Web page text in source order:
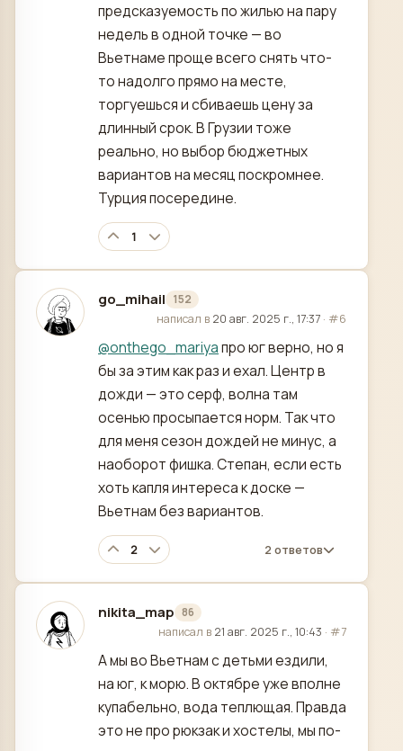
предсказуемость по жилью на пару
недель в одной точке — во
Вьетнаме проще всего снять что-
то надолго прямо на месте,
торгуешься и сбиваешь цену за
длинный срок. В Грузии тоже
реально, но выбор бюджетных
вариантов на месяц поскромнее.
Турция посередине.
1
go_mihail 152
отредактировано
написал в 20 авг. 2025 г., 17:37 · #6
@onthego_mariyaпро юг верно, но я
бы за этим как раз и ехал. Центр в
дожди — это серф, волна там
осенью просыпается норм. Так что
для меня сезон дождей не минус, а
наоборот фишка. Степан, если есть
хоть капля интереса к доске —
Вьетнам без вариантов.
2 2 ответов
nikita_map 86
отредактировано
написал в 21 авг. 2025 г., 10:43 · #7
А мы во Вьетнам с детьми ездили,
на юг, к морю. В октябре уже вполне
купабельно, вода теплющая. Правда
это не про рюкзак и хостелы, мы по-